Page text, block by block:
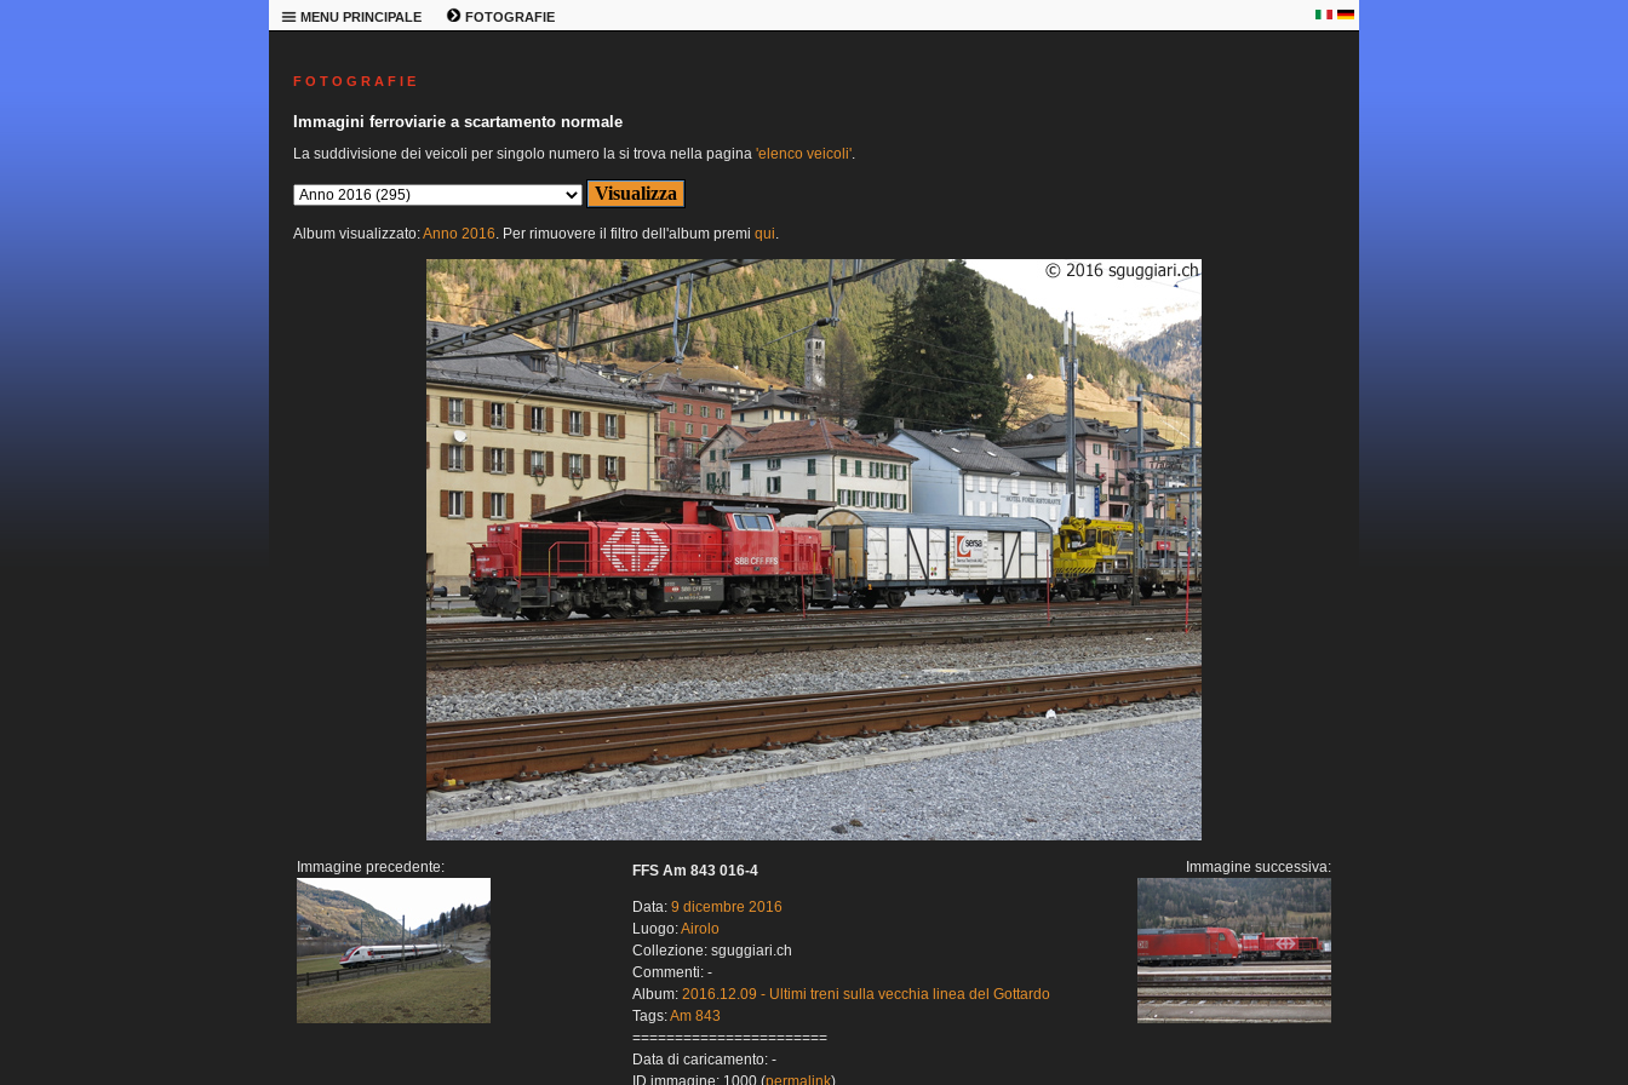
MENU PRINCIPALE FOTOGRAFIE
F O T O G R A F I E
Immagini ferroviarie a scartamento normale
La suddivisione dei veicoli per singolo numero la si trova nella pagina 'elenco veicoli'.
Album visualizzato:Anno 2016. Per rimuovere il filtro dell'album premi qui.
Immagine precedente: FFS Am 843 016-4
Data: 9 dicembre 2016
Luogo:Airolo
Collezione: sguggiari.ch
Commenti: -
Album: 2016.12.09 - Ultimi treni sulla vecchia linea del Gottardo
Tags:Am 843
=======================
Data di caricamento: -
Immagine successiva: